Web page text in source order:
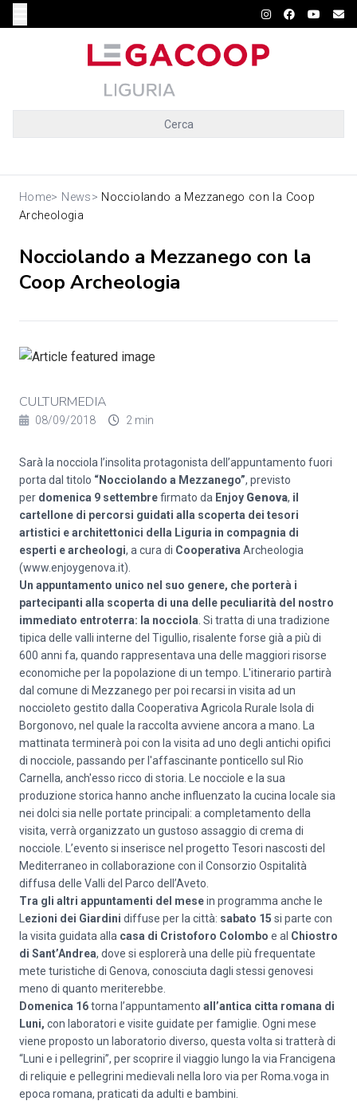
Cerca
Home> News> Nocciolando a Mezzanego con la Coop
Archeologia
Nocciolando a Mezzanego con la
Coop Archeologia
CULTURMEDIA
08/09/2018 2 min
Sarà la nocciola l’insolita protagonista dell’appuntamento fuori
porta dal titolo “Nocciolando a Mezzanego”, previsto
per domenica 9 settembrefirmato da Enjoy Genova, il
cartellone di percorsi guidati alla scoperta dei tesori
artistici e architettonici della Liguria in compagnia di
esperti e archeologi, a cura di Cooperativa Archeologia
(www.enjoygenova.it)
Un appuntamento unico nel suo genere, che porterà i
partecipanti alla scoperta di una delle peculiarità del nostro
immediato entroterra: la nocciola . Si tratta di una tradizione
tipica delle valli interne del Tigullio, risalente forse già a più di
600 anni fa, quando rappresentava una delle maggiori risorse
economiche per la popolazione di un tempo. L'itinerario partirà
dal comune di Mezzanego per poi recarsi in visita ad un
noccioleto gestito dalla Cooperativa Agricola Rurale Isola di
Borgonovo, nel quale la raccolta avviene ancora a mano. La
mattinata terminerà poi con la visita ad uno degli antichi opifici
di nocciole, passando per l'affascinante ponticello sul Rio
Carnella, anch'esso ricco di storia. Le nocciole e la sua
produzione storica hanno anche influenzato la cucina locale sia
nei dolci sia nelle portate principali: a completamento della
visita, verrà organizzato un gustoso assaggio di crema di
nocciole. L’evento si inserisce nel progetto Tesori nascosti del
Mediterraneo in collaborazione con il Consorzio Ospitalità
diffusa delle Valli del Parco dell’Aveto.
Tra gli altri appuntamenti del mesein programma anche le
ezioni dei Giardini diffuse per la città: sabato 15 si parte con
la visita guidata alla casa di Cristoforo Colombo e al Chiostro
di Sant’Andrea, dove si esplorerà una delle più frequentate
mete turistiche di Genova, conosciuta dagli stessi genovesi
meno di quanto meriterebbe.
Domenica 16torna l’appuntamento all’antica citta romana di
Luni, con laboratori e visite guidate per famiglie. Ogni mese
viene proposto un laboratorio diverso, questa volta si tratterà di
“Luni e i pellegrini”, per scoprire il viaggio lungo la via Francigena
di reliquie e pellegrini medievali nella loro via per Roma.voga in
epoca romana, praticati da adulti e bambini.